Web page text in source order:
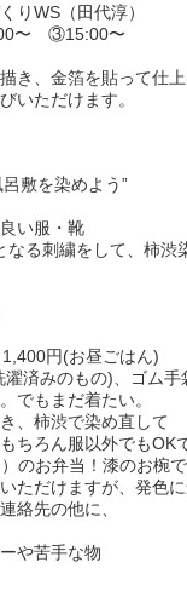
りWS（田代淳）
〜 ③15:00〜
き、金箔を貼って仕上
いただけます。
敷を染めよう”
い服・靴
る刺繍をして、柿渋
円(お昼ごはん)
済みのもの)、ゴム手
でもまだ着たい。
、柿渋で染め直して
ちろん服以外でもOK
のお弁当！漆のお椀
ただけますが、発色
絡先の他に、
や苦手な物